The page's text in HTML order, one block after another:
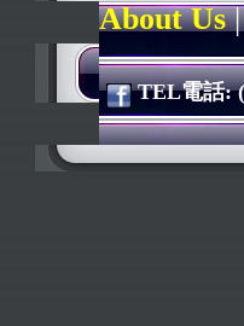
About Us
TEL電話: